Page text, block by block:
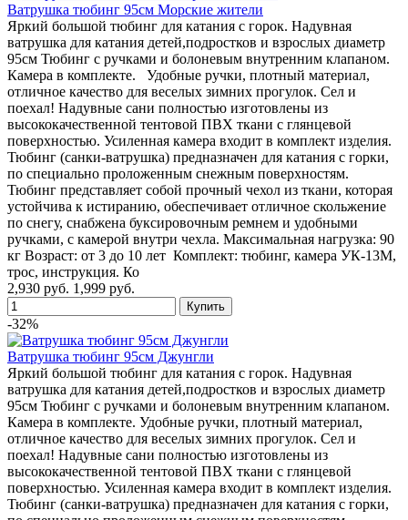
Ватрушка тюбинг 95см Морские жители
Яркий большой тюбинг для катания с горок. Надувная
ватрушка для катания детей,подростков и взрослых диаметр
95см Тюбинг с ручками и болоневым внутренним клапаном.
Камера в комплекте. Удобные ручки, плотный материал,
отличное качество для веселых зимних прогулок. Сел и
поехал! Надувные сани полностью изготовлены из
высококачественной тентовой ПВХ ткани с глянцевой
поверхностью. Усиленная камера входит в комплект изделия.
Тюбинг (санки-ватрушка) предназначен для катания с горки,
по специально проложенным снежным поверхностям.
Тюбинг представляет собой прочный чехол из ткани, которая
устойчива к истиранию, обеспечивает отличное скольжение
по снегу, снабжена буксировочным ремнем и удобными
ручками, с камерой внутри чехла. Максимальная нагрузка: 90
кг Возраст: от 3 до 10 лет Комплект: тюбинг, камера УК-13М,
трос, инструкция. Ко
2,930 руб. 1,999 руб.
-32%
Ватрушка тюбинг 95см Джунгли
Яркий большой тюбинг для катания с горок. Надувная
ватрушка для катания детей,подростков и взрослых диаметр
95см Тюбинг с ручками и болоневым внутренним клапаном.
Камера в комплекте. Удобные ручки, плотный материал,
отличное качество для веселых зимних прогулок. Сел и
поехал! Надувные сани полностью изготовлены из
высококачественной тентовой ПВХ ткани с глянцевой
поверхностью. Усиленная камера входит в комплект изделия.
Тюбинг (санки-ватрушка) предназначен для катания с горки,